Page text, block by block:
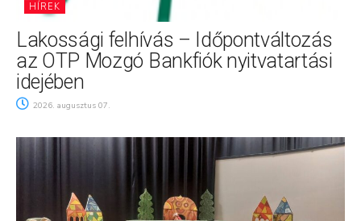
HÍREK
Lakossági felhívás – Időpontváltozás
az OTP Mozgó Bankfiók nyitvatartási
idejében
2026. augusztus 07.